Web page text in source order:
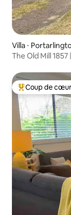
Villa ⋅
The Old Mill
Coups de cœur
Coup de